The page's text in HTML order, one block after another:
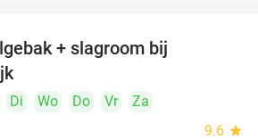
+ slagroom bij
Di Wo Do Vr
Za
9.6 star